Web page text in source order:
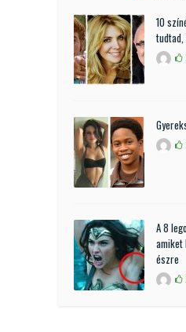
10
A 8
amiket
észre